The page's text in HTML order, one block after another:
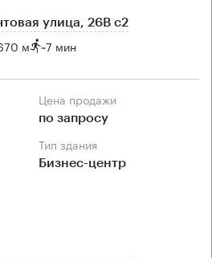
улица, 26В с2
м ~7 мин
Цена продажи
по запросу
Тип здания
Бизнес-центр